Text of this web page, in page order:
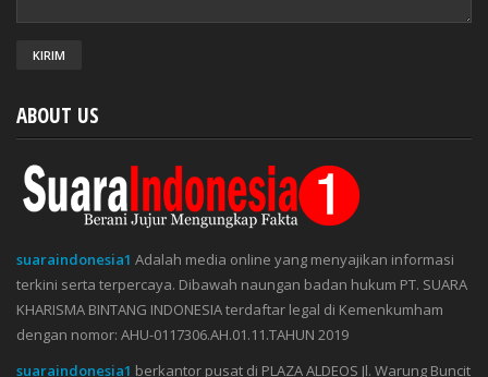
ABOUT US
suaraindonesia1 Adalah media online yang menyajikan informasi
terkini serta terpercaya. Dibawah naungan badan hukum PT. SUARA
KHARISMA BINTANG INDONESIA terdaftar legal di Kemenkumham
dengan nomor: AHU-0117306.AH.01.11.TAHUN 2019
suaraindonesia1 berkantor pusat di PLAZA ALDEOS Jl. Warung Buncit